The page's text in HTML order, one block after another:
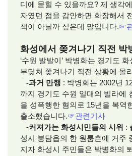
디에 묻힐 수 있을까요? 제 생각
자였던 점을 감안하면 화장해서
책이 아닐까 싶은데 말입니다.☞
화성에서 쫒겨나기 직전 박
‘수원 발발이’ 박병화는 경기도
부딪쳐 쫒겨나기 직전 상황에 몰
-과거 만행 : 박병화는 2002년
까지 경기도 수원 일대의 빌라에
을 성폭행한 혐의로 15년을 복역
출소했습니다.☞관련기사
-커져가는 화성시민들의 시위 :
성시 봉담읍의 한 원룸촌에 거주
지자 화성시 주민들은 박병화의